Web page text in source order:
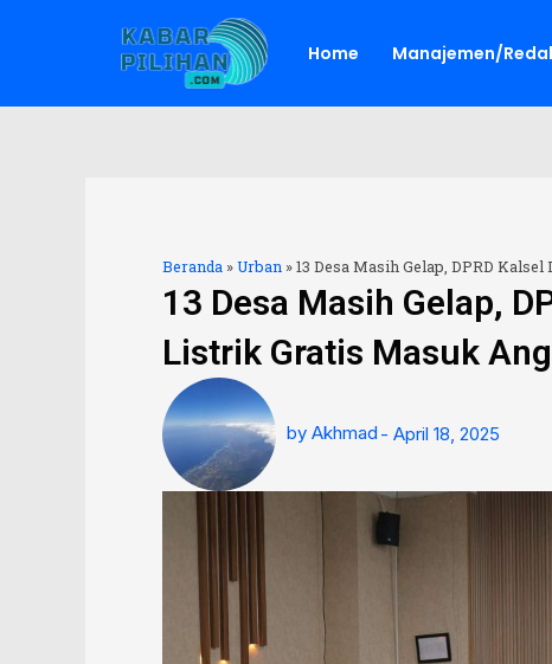
Home Manajemen/
Beranda »Urban »13 Desa Masih Gelap, DPRD
13 Desa Masih Gelap,
Listrik Gratis Masuk
by Akhmad - April 18, 2025